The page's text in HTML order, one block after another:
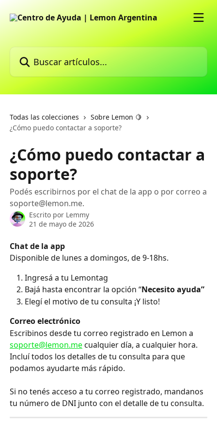
Todas las colecciones
Sobre Lemon 🍋
¿Cómo puedo contactar a soporte?
¿Cómo puedo contactar a
soporte?
Podés escribirnos por el chat de la app o por correo a
soporte@lemon.me.
Escrito por Lemmy
21 de mayo de 2026
Chat de la app
Disponible de lunes a domingos, de 9-18hs.
Ingresá a tu Lemontag
Bajá hasta encontrar la opción “Necesito ayuda”
Elegí el motivo de tu consulta ¡Y listo!
Correo electrónico
Escribinos desde tu correo registrado en Lemon a
soporte@lemon.me cualquier día, a cualquier hora.
Incluí todos los detalles de tu consulta para que
podamos ayudarte más rápido.
Si no tenés acceso a tu correo registrado, mandanos
tu número de DNI junto con el detalle de tu consulta.